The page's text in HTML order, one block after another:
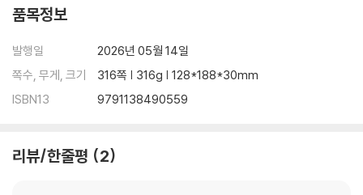
품목정보
발행일
2026년 05월 14일
쪽수, 무게, 크기
316쪽 | 316g | 128*188*30mm
ISBN13
9791138490559
리뷰/한줄평 2